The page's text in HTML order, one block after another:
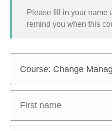
Please fill in your name
remind you when this
Course: Change